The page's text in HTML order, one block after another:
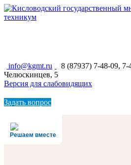
info@kgmt.ru 8 (87937) 7-48-09, 7-
Челюскинцев, 5
Версия для слабовидящих
Задать вопрос
Решаем вместе